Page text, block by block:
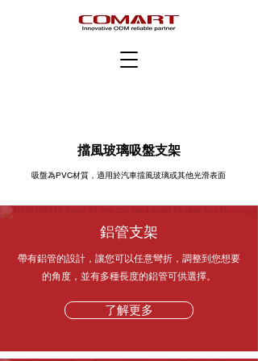
擋風玻璃吸盤支架
吸盤為PVC材質，適用於汽車擋風玻璃或其他光滑表面
鋁管支架
帶有鋁管的設計，讓您可以任意彎折，調整到您想要
的角度，並有多種長度的鋁管可供選擇。
了解更多